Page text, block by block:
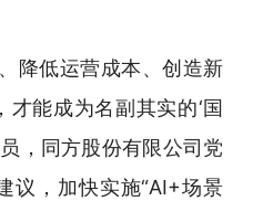
降低运营成本、创造新
能成为名副其实的‘国
，同方股份有限公司党
议，加快实施“AI+场景